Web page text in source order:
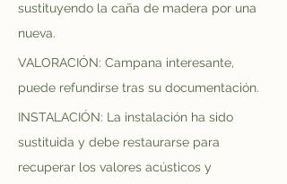
sustituyendo la caña de madera por una
nueva.
VALORACIÓN: Campana interesante,
puede refundirse tras su documentación.
INSTALACIÓN: La instalación ha sido
sustituida y debe restaurarse para
recuperar los valores acústicos y